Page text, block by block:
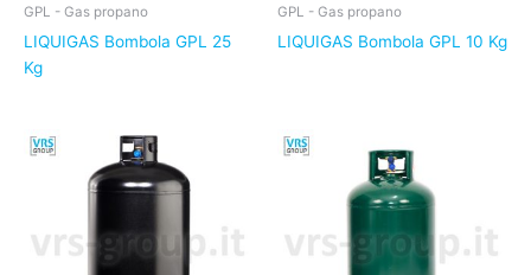
GPL - Gas propano
LIQUIGAS Bombola GPL 25
Kg
GPL - Gas propano
LIQUIGAS Bombola GPL 10 Kg